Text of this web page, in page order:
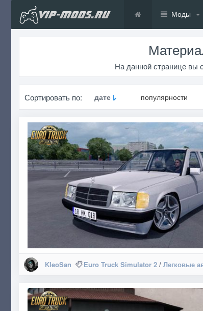
Моды
На данной странице вы
Сортировать по: дате популярности
KleoSan Euro Truck Simulator 2/ Легковые